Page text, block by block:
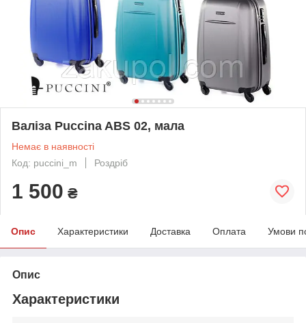
Валіза Puccina ABS 02, мала
Немає в наявності
Код: puccini_m
Роздріб
1 500 ₴
Опис Характеристики Доставка Оплата Умови
Опис
Характеристики